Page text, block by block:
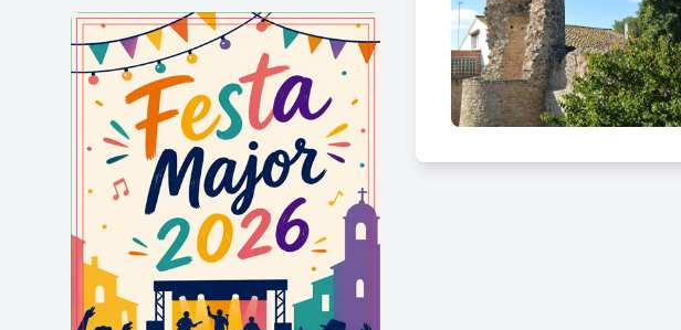
Descripció: aquesta ruta ens
la zona, ja que és una ruta
dues hores.
RUTA 5. PAPIOLET -